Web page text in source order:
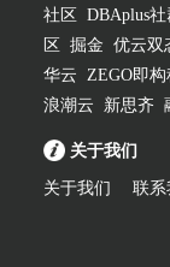
社区
DBAplus社
区
掘金 优云双
华云 ZEGO即
浪潮云
新思齐
关于我们
关于我们 联系